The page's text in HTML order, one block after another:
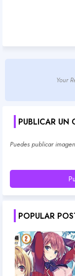
Your
PUBLICAR UN
Puedes publicar
POPULAR